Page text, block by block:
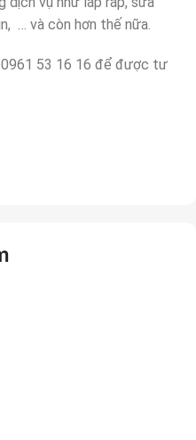
… và còn hơn thế nữa.
53 16 16 để được tư